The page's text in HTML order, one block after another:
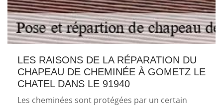
LES RAISONS DE LA RÉPARATION DU
CHAPEAU DE CHEMINÉE À GOMETZ LE
CHATEL DANS LE 91940
Les cheminées sont protégées par un certain